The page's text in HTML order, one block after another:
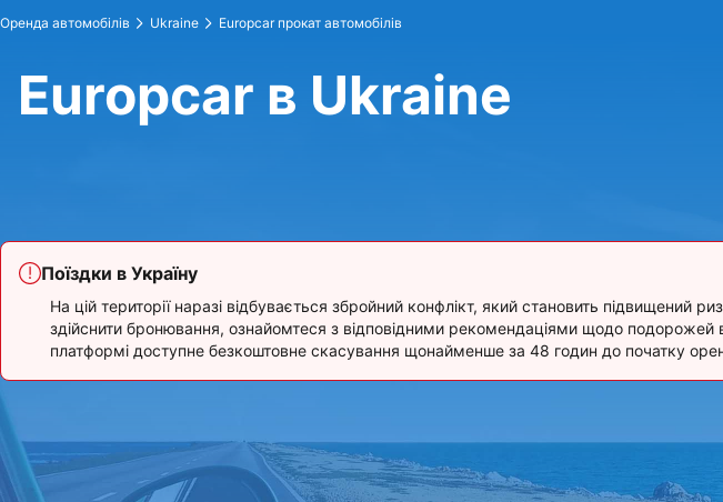
Оренда автомобілів Ukraine Europcar прокат автомобілів
Europcar в Ukraine
Поїздки в Україну
На цій території наразі відбувається збройний конфлікт, який становить підвищений
здійснити бронювання, ознайомтеся з відповідними рекомендаціями щодо
платформі доступне безкоштовне скасування щонайменше за 48 годин до початку